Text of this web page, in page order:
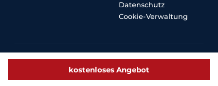
kostenloses Angebot
Datenschutz
Cookie-Verwaltung